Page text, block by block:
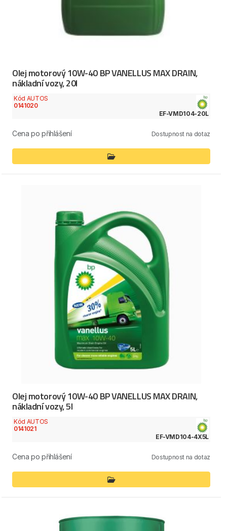
Olej motorový 10W-40 BP VANELLUS MAX DRAIN,
nákladní vozy, 20l
Kód AUTOS
0141020
EF-VMD104-20L
Cena po přihlášení Dostupnost na dotaz
Olej motorový 10W-40 BP VANELLUS MAX DRAIN,
nákladní vozy, 5l
Kód AUTOS
0141021
EF-VMD104-4X5L
Cena po přihlášení Dostupnost na dotaz